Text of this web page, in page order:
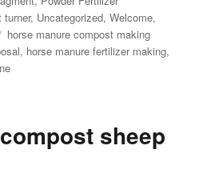
turner, Uncategorized,Welcome,
Tags
horse manure compost making
, horse manure fertilizer making,
sheep